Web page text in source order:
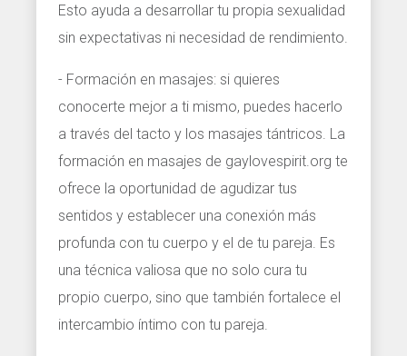
Esto ayuda a desarrollar tu propia sexualidad
sin expectativas ni necesidad de rendimiento.
- Formación en masajes: si quieres
conocerte mejor a ti mismo, puedes hacerlo
a través del tacto y los masajes tántricos. La
formación en masajes de gaylovespirit.org te
ofrece la oportunidad de agudizar tus
sentidos y establecer una conexión más
profunda con tu cuerpo y el de tu pareja. Es
una técnica valiosa que no solo cura tu
propio cuerpo, sino que también fortalece el
intercambio íntimo con tu pareja.